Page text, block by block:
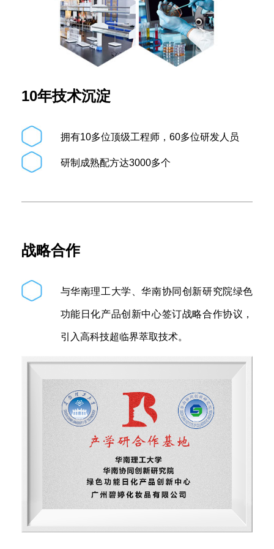
10年技术沉淀
拥有10多位顶级工程师，60多位研发人员
研制成熟配方达3000多个
战略合作
与华南理工大学、华南协同创新研究院绿色
功能日化产品创新中心签订战略合作协议，
引入高科技超临界萃取技术。